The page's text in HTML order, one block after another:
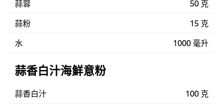
蒜蓉
50 克
蒜粉
15 克
水
1000 毫升
蒜香白汁海鮮意粉
蒜香白汁
100 克